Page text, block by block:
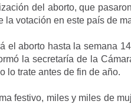
del aborto, que
la votación en este país de
el aborto hasta la semana
la secretaría de la
lo trate antes de fin de año.
festivo, miles y miles de